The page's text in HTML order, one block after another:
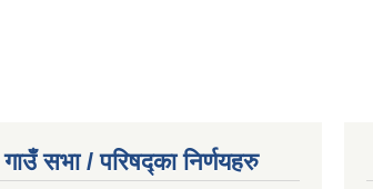
गाउँ सभा / परिषद्का निर्णयहरु